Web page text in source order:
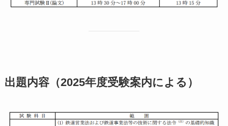
出題内容（2025年度受験案内による）